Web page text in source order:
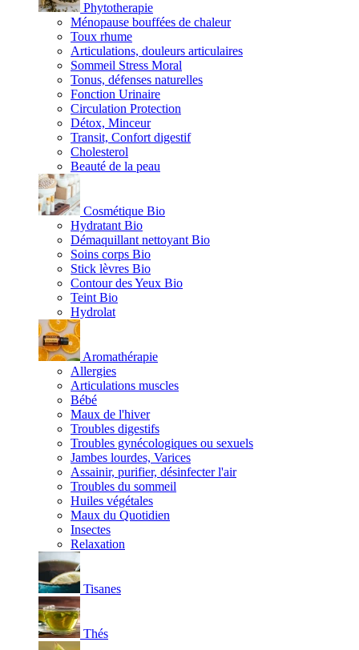
Phytotherapie
Ménopause bouffées de chaleur
Toux rhume
Articulations, douleurs articulaires
Sommeil Stress Moral
Tonus, défenses naturelles
Fonction Urinaire
Circulation Protection
Détox, Minceur
Transit, Confort digestif
Cholesterol
Beauté de la peau
Cosmétique Bio
Hydratant Bio
Démaquillant nettoyant Bio
Soins corps Bio
Stick lèvres Bio
Contour des Yeux Bio
Teint Bio
Hydrolat
Aromathérapie
Allergies
Articulations muscles
Bébé
Maux de l'hiver
Troubles digestifs
Troubles gynécologiques ou sexuels
Jambes lourdes, Varices
Assainir, purifier, désinfecter l'air
Troubles du sommeil
Huiles végétales
Maux du Quotidien
Insectes
Relaxation
Tisanes
Thés